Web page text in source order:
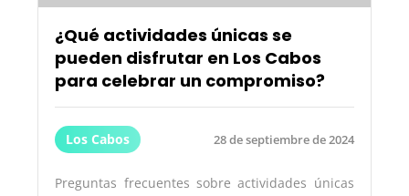
¿Qué actividades únicas se
pueden disfrutar en Los Cabos
para celebrar un compromiso?
Los Cabos 28 de septiembre de 2024
Preguntas frecuentes sobre actividades únicas